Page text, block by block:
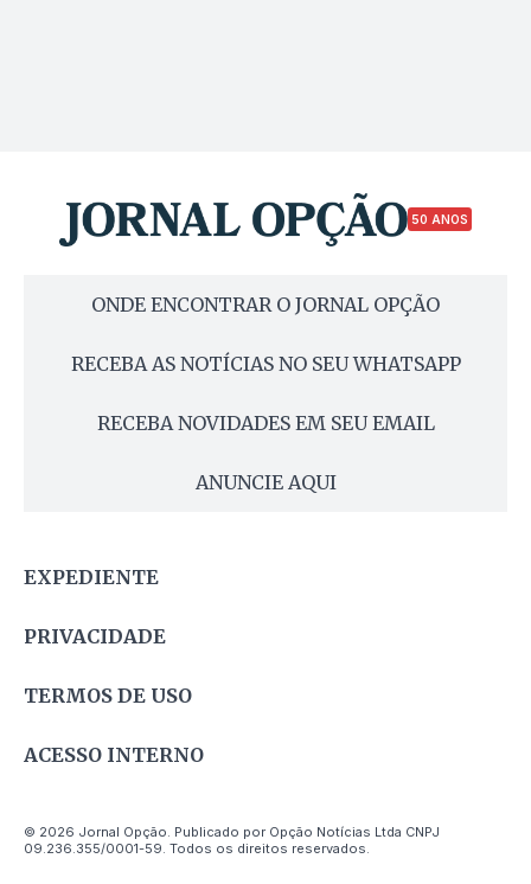
50 ANOS
ONDE ENCONTRAR O JORNAL OPÇÃO
RECEBA AS NOTÍCIAS NO SEU WHATSAPP
RECEBA NOVIDADES EM SEU EMAIL
ANUNCIE AQUI
EXPEDIENTE
PRIVACIDADE
TERMOS DE USO
ACESSO INTERNO
© 2026 Jornal Opção. Publicado por Opção Notícias Ltda CNPJ
09.236.355/0001-59. Todos os direitos reservados.